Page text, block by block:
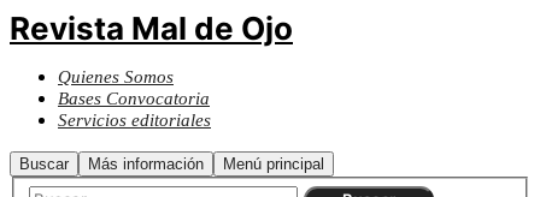
Revista Mal de Ojo
Quienes Somos
Bases Convocatoria
Servicios editoriales
Buscar Más información Menú principal